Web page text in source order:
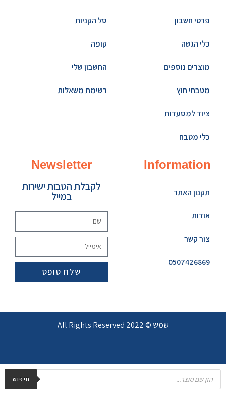
פרטי חשבון
כלי הגשה
מוצרים נוספים
מטבחי חוץ
ציוד למסעדות
כלי מטבח
סל הקניות
קופה
החשבון שלי
רשימת משאלות
Information
תקנון האתר
אודות
צור קשר
0507426869
Newsletter
לקבלת הטבות ישירות
במייל
שלח טופס
שמש © 2022 All Rights Reserved
חיפוש